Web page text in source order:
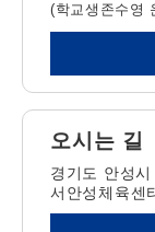
(학교생존수영
오시는 길
경기도 안성
서안성체육센